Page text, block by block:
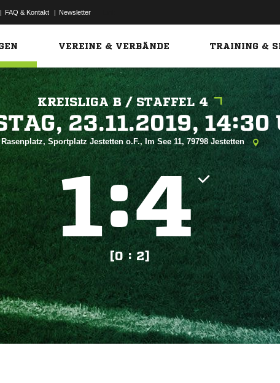
| FAQ & Kontakt | Newsletter
VEREINE & VERBÄNDE TRAINING &
KREISLIGA B / STAFFEL 4

Rasenplatz, Sportplatz Jestetten o.F., Im See 11, 79798 Jestetten
:
[0 : 2]